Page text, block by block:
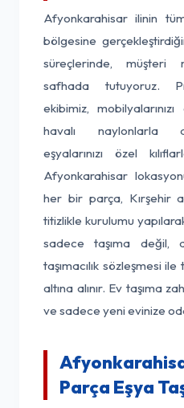
Afyonkarahisar ilinin
bölgesine
süreçlerinde, müşteri
safhada tutuyoruz.
ekibimiz,
havalı naylonlarla
eşyalarınızı özel
Afyonkarahisar
her bir parça, Kırşehir
titizlikle kurulumu
sadece taşıma değil,
taşımacılık sözleşmesi
altına alınır. Ev taşıma
ve sadece yeni evinize
Parça Eşya